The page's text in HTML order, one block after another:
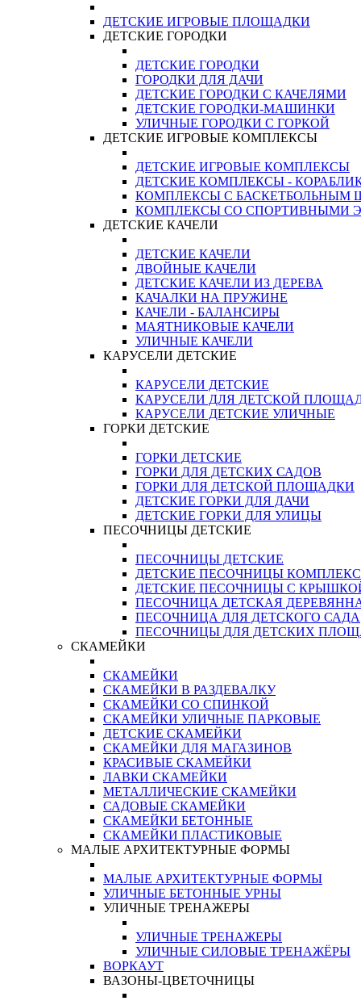
ДЕТСКИЕ ИГРОВЫЕ ПЛОЩАДКИ
ДЕТСКИЕ ГОРОДКИ
ДЕТСКИЕ ГОРОДКИ
ГОРОДКИ ДЛЯ ДАЧИ
ДЕТСКИЕ ГОРОДКИ С КАЧЕЛЯМИ
ДЕТСКИЕ ГОРОДКИ-МАШИНКИ
УЛИЧНЫЕ ГОРОДКИ С ГОРКОЙ
ДЕТСКИЕ ИГРОВЫЕ КОМПЛЕКСЫ
ДЕТСКИЕ ИГРОВЫЕ КОМПЛЕКСЫ
ДЕТСКИЕ КОМПЛЕКСЫ -
КОМПЛЕКСЫ С БАСКЕТБОЛЬНЫМ
КОМПЛЕКСЫ СО СПОРТИВНЫМИ
ДЕТСКИЕ КАЧЕЛИ
ДЕТСКИЕ КАЧЕЛИ
ДВОЙНЫЕ КАЧЕЛИ
ДЕТСКИЕ КАЧЕЛИ ИЗ ДЕРЕВА
КАЧАЛКИ НА ПРУЖИНЕ
КАЧЕЛИ - БАЛАНСИРЫ
МАЯТНИКОВЫЕ КАЧЕЛИ
УЛИЧНЫЕ КАЧЕЛИ
КАРУСЕЛИ ДЕТСКИЕ
КАРУСЕЛИ ДЕТСКИЕ
КАРУСЕЛИ ДЛЯ ДЕТСКОЙ
КАРУСЕЛИ ДЕТСКИЕ УЛИЧНЫЕ
ГОРКИ ДЕТСКИЕ
ГОРКИ ДЕТСКИЕ
ГОРКИ ДЛЯ ДЕТСКИХ САДОВ
ГОРКИ ДЛЯ ДЕТСКОЙ ПЛОЩАДКИ
ДЕТСКИЕ ГОРКИ ДЛЯ ДАЧИ
ДЕТСКИЕ ГОРКИ ДЛЯ УЛИЦЫ
ПЕСОЧНИЦЫ ДЕТСКИЕ
ПЕСОЧНИЦЫ ДЕТСКИЕ
ДЕТСКИЕ ПЕСОЧНИЦЫ
ДЕТСКИЕ ПЕСОЧНИЦЫ С
ПЕСОЧНИЦА ДЕТСКАЯ
ПЕСОЧНИЦА ДЛЯ ДЕТСКОГО САДА
ПЕСОЧНИЦЫ ДЛЯ ДЕТСКИХ
СКАМЕЙКИ
СКАМЕЙКИ
СКАМЕЙКИ В РАЗДЕВАЛКУ
СКАМЕЙКИ СО СПИНКОЙ
СКАМЕЙКИ УЛИЧНЫЕ ПАРКОВЫЕ
ДЕТСКИЕ СКАМЕЙКИ
СКАМЕЙКИ ДЛЯ МАГАЗИНОВ
КРАСИВЫЕ СКАМЕЙКИ
ЛАВКИ СКАМЕЙКИ
МЕТАЛЛИЧЕСКИЕ СКАМЕЙКИ
САДОВЫЕ СКАМЕЙКИ
СКАМЕЙКИ БЕТОННЫЕ
СКАМЕЙКИ ПЛАСТИКОВЫЕ
МАЛЫЕ АРХИТЕКТУРНЫЕ ФОРМЫ
МАЛЫЕ АРХИТЕКТУРНЫЕ ФОРМЫ
УЛИЧНЫЕ БЕТОННЫЕ УРНЫ
УЛИЧНЫЕ ТРЕНАЖЕРЫ
УЛИЧНЫЕ ТРЕНАЖЕРЫ
УЛИЧНЫЕ СИЛОВЫЕ ТРЕНАЖЁРЫ
ВОРКАУТ
ВАЗОНЫ-ЦВЕТОЧНИЦЫ